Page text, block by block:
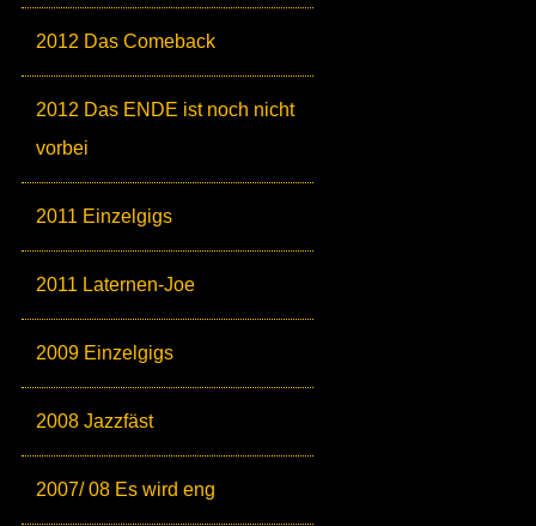
2012 Das Comeback
2012 Das ENDE ist noch nicht
vorbei
2011 Einzelgigs
2011 Laternen-Joe
2009 Einzelgigs
2008 Jazzfäst
2007/ 08 Es wird eng